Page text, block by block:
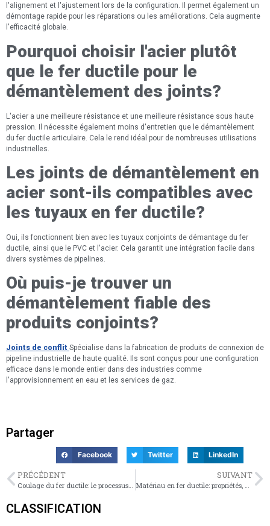
l'alignement et l'ajustement lors de la configuration. Il permet également un
démontage rapide pour les réparations ou les améliorations. Cela augmente
l'efficacité globale.
Pourquoi choisir l'acier plutôt
que le fer ductile pour le
démantèlement des joints?
L'acier a une meilleure résistance et une meilleure résistance sous haute
pression. Il nécessite également moins d'entretien que le démantèlement
du fer ductile articulaire. Cela le rend idéal pour de nombreuses utilisations
industrielles.
Les joints de démantèlement en
acier sont-ils compatibles avec
les tuyaux en fer ductile?
Oui, ils fonctionnent bien avec les tuyaux conjoints de démantage du fer
ductile, ainsi que le PVC et l'acier. Cela garantit une intégration facile dans
divers systèmes de pipelines.
Où puis-je trouver un
démantèlement fiable des
produits conjoints?
Joints de conflit Spécialise dans la fabrication de produits de connexion de
pipeline industrielle de haute qualité. Ils sont conçus pour une configuration
efficace dans le monde entier dans des industries comme
l'approvisionnement en eau et les services de gaz.
Partager
Facebook Twitter LinkedIn
PRÉCÉDENT SUIVANT
CLASSIFICATION